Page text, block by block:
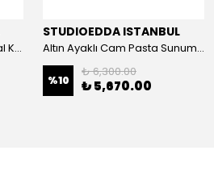
Altın Ayaklı Büyük Boy Kristal Kase 25cm
STUDIOEDDA ISTANBUL
Altın Ayaklı Cam Pasta Sunum 30cm
%10
₺ 6,300.00
₺ 5,670.00